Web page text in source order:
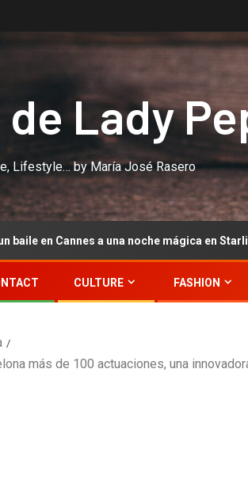
Lady
Lifestyle… by María José Rasero
a una noche mágica en Starlite Occidente:
CULTURE FASHION
más de 100 actuaciones, una